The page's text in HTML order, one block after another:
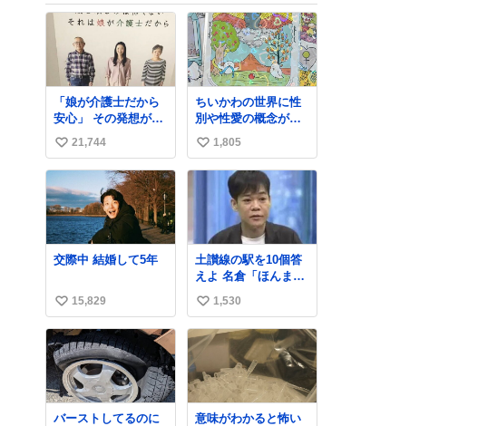
「娘が介護士だから
安心」 その発想が怖
い。 ちなみにこのポ
スターは、介護職の
求人や転職支援をし
ている会社のポスタ
ーらしい。
い
い
ね
数
21,744
ちいかわの世界に性
別や性愛の概念が無
いという話、ちいか
わタロットでも恋
人・女帝・女教皇あ
たりは性別を意識さ
せないように描かれ
てるんだよね。かな
り徹底している印
象。
い
い
1,805
交際中 結婚して5年
い
い
ね
数
15,829
土讃線の駅を10個答
えよ 名倉「ほんまご
めん、」 ↑正解（御
免駅）
い
い
ね
数
1,530
バーストしてるのに
意味がわかると怖い